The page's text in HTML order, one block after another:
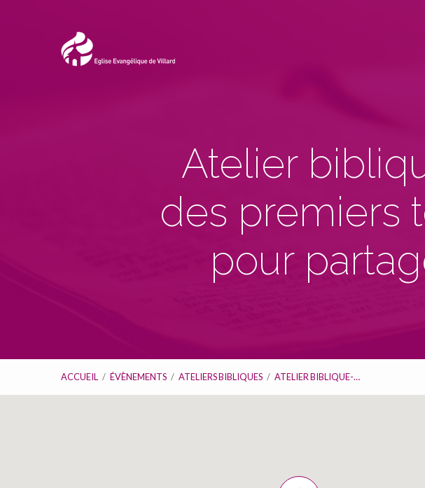
Atelier
des premiers
pour
ACCUEIL / ÉVÈNEMENTS / ATELIERS BIBLIQUES / ATELIER BIBLIQUE-…